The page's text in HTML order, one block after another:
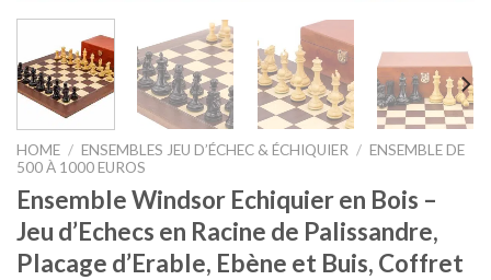
HOME / ENSEMBLES JEU D’ÉCHEC & ÉCHIQUIER / ENSEMBLE DE
500 À 1000 EUROS
Ensemble Windsor Echiquier en Bois –
Jeu d’Echecs en Racine de Palissandre,
Placage d’Erable, Ebène et Buis, Coffret